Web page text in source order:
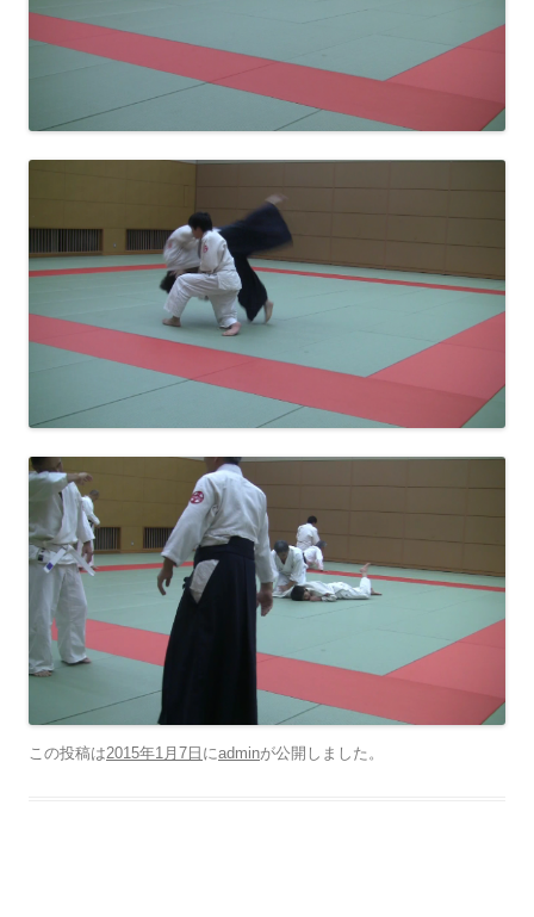
この投稿は2015年1月7日 にadminが公開しました 。